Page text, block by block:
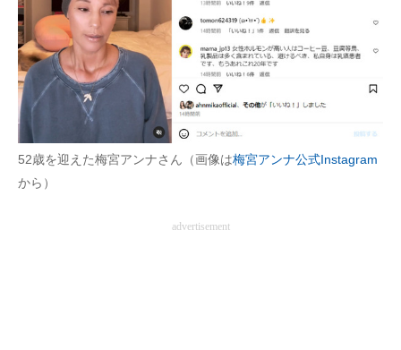
経営リーダーのコミュニティ
マーケ×ITの今がよく分かる
ITエンジニア向け専門サイト
企業向けIT製品の総合サイト
IT製品の技術・比較・事例
52歳を迎えた梅宮アンナさん（画像は梅宮アンナ公式Instagram
から）
advertisement